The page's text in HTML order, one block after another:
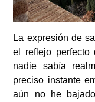
La expresión de
el reflejo perfecto
nadie sabía
preciso instante
aún no he